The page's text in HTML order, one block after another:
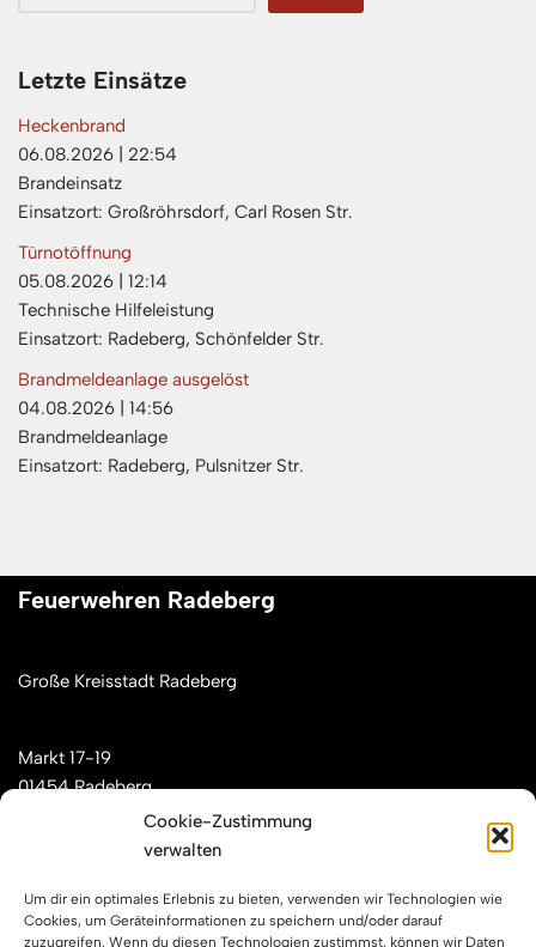
Cookie-Zustimmung
verwalten
Um dir ein optimales Erlebnis zu bieten, verwenden wir Technologien wie
Cookies, um Geräteinformationen zu speichern und/oder darauf
zuzugreifen. Wenn du diesen Technologien zustimmst, können wir Daten
Letzte Einsätze
Heckenbrand
06.08.2026
22:54
Brandeinsatz
Einsatzort: Großröhrsdorf, Carl Rosen Str.
Türnotöffnung
05.08.2026
12:14
Technische Hilfeleistung
Einsatzort: Radeberg, Schönfelder Str.
Brandmeldeanlage ausgelöst
04.08.2026
14:56
Brandmeldeanlage
Einsatzort: Radeberg, Pulsnitzer Str.
Feuerwehren Radeberg
Große Kreisstadt Radeberg
Markt 17-19
01454 Radeberg
Mail: kontakt[at]feuerwehren-radeberg.de
Feuerwehren Radeberg im Internet